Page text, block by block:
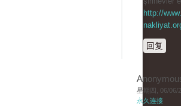
http://
回复
星期四, 06/06/
永久连接